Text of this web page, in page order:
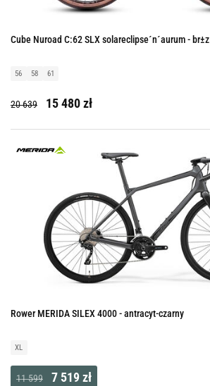
Cube Nuroad C:62 SLX solareclipse´n´aurum - br±z
56 58 61
20 639 15 480 zł
Rower MERIDA SILEX 4000 - antracyt-czarny
XL
11 599 7 519 zł